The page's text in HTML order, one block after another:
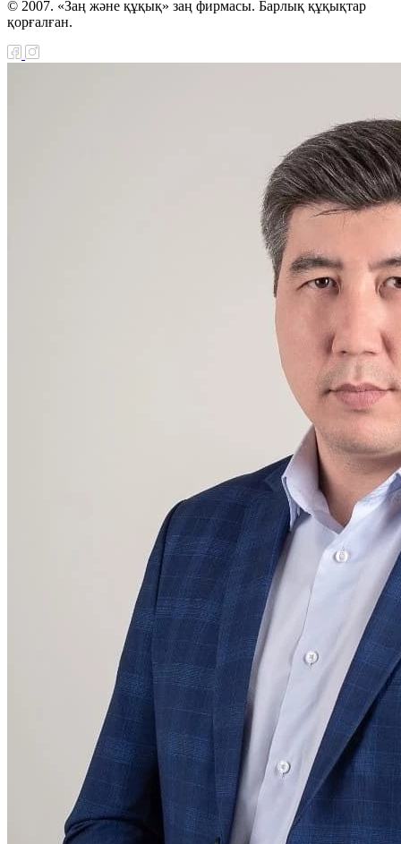
© 2007. «Заң және құқық» заң фирмасы. Барлық құқықтар
қорғалған.